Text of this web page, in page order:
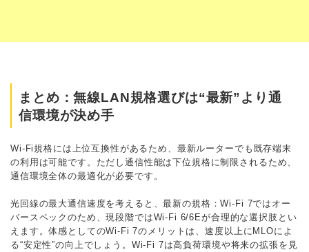
まとめ：無線LAN規格選びは“最新”より通
信環境が決め手
Wi-Fi規格には上位互換性があるため、最新ルーターでも既存端末
の利用は可能です。ただし通信性能は下位規格に制限されるため、
通信環境全体の最適化が必要です。
光回線の最大通信速度を考えると、最新の規格：Wi-Fi 7ではオー
バースペックのため、現段階ではWi-Fi 6/6Eが合理的な選択肢とい
えます。体感としてのWi-Fi 7のメリットは、速度以上にMLOによ
る“安定性”の向上でしょう。Wi-Fi 7は高負荷環境や将来の拡張を見